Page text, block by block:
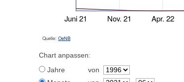
Juni 21 Nov. 21 Apr. 22
Quelle:OeNB
Chart anpassen:
Jahre
von